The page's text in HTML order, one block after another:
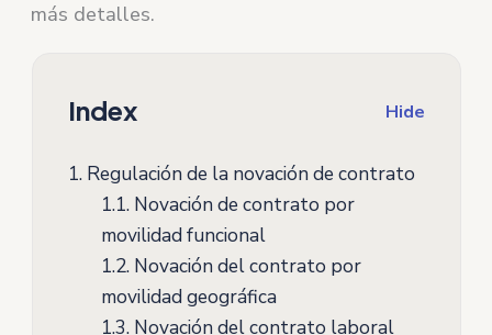
más detalles.
Index Hide
1.Regulación de la novación de contrato
1.1.Novación de contrato por
movilidad funcional
1.2.Novación del contrato por
movilidad geográfica
1.3.Novación del contrato laboral